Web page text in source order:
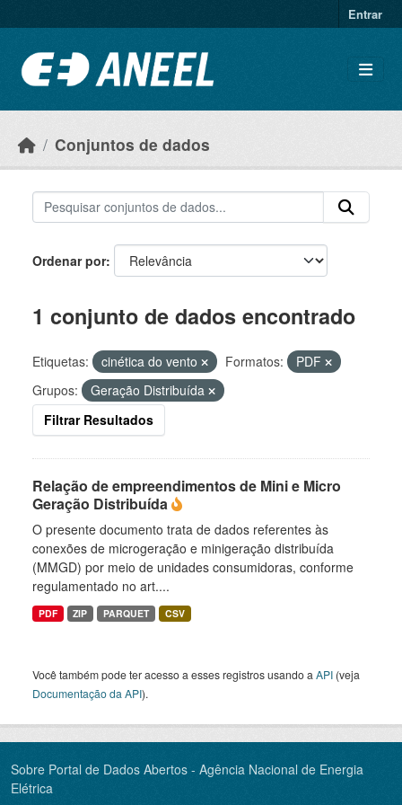
Entrar
Conjuntos de dados
Ordenar por
1 conjunto de dados encontrado
Etiquetas: cinética do vento Formatos:
PDF
Grupos:
Geração Distribuída
Filtrar Resultados
Relação de empreendimentos de Mini e Micro
Geração Distribuída
O presente documento trata de dados referentes às
conexões de microgeração e minigeração distribuída
(MMGD) por meio de unidades consumidoras, conforme
regulamentado no art....
PDF ZIP PARQUET CSV
Você também pode ter acesso a esses registros usando a API (veja
Documentação da API).
Sobre Portal de Dados Abertos - Agência Nacional de Energia
Elétrica